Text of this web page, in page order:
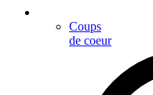
Coups
de coeur